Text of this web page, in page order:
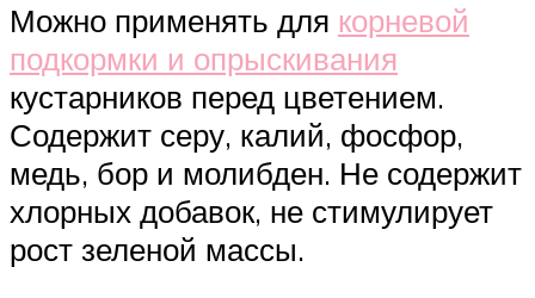
Можно применять для корневой
подкормки и опрыскивания
кустарников перед цветением.
Содержит серу, калий, фосфор,
медь, бор и молибден. Не содержит
хлорных добавок, не стимулирует
рост зеленой массы.